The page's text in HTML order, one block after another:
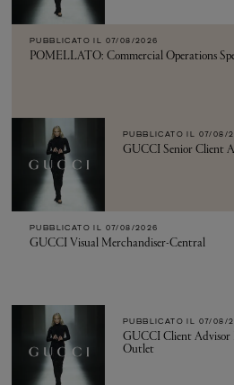
PUBBLICATO IL 07/08/2026
POMELLATO: Commercial Operations
PUBBLICATO IL 07/08/
GUCCI Senior Client
PUBBLICATO IL 07/08/2026
GUCCI Visual Merchandiser-Central
PUBBLICATO IL 07/08/
GUCCI Client Advisor
Outlet